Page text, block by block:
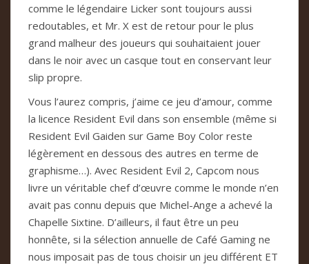
comme le légendaire Licker sont toujours aussi
redoutables, et Mr. X est de retour pour le plus
grand malheur des joueurs qui souhaitaient jouer
dans le noir avec un casque tout en conservant leur
slip propre.
Vous l’aurez compris, j’aime ce jeu d’amour, comme
la licence Resident Evil dans son ensemble (même si
Resident Evil Gaiden sur Game Boy Color reste
légèrement en dessous des autres en terme de
graphisme…). Avec Resident Evil 2, Capcom nous
livre un véritable chef d’œuvre comme le monde n’en
avait pas connu depuis que Michel-Ange a achevé la
Chapelle Sixtine. D’ailleurs, il faut être un peu
honnête, si la sélection annuelle de Café Gaming ne
nous imposait pas de tous choisir un jeu différent ET